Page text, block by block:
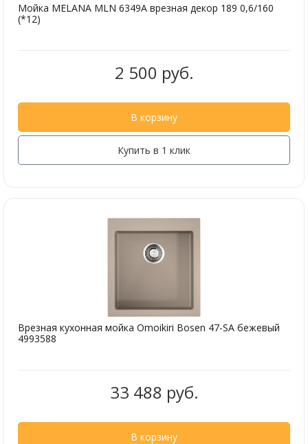
Мойка MELANA MLN 6349А врезная декор 189 0,6/160
(*12)
2 500 руб.
В корзину
Купить в 1 клик
Врезная кухонная мойка Omoikiri Bosen 47-SA бежевый
4993588
33 488 руб.
В корзину